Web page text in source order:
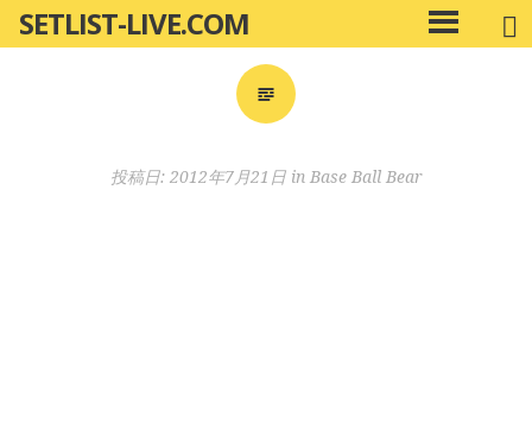
ン
SETLIST-LIVE.COM
メ
イ
投稿日: 2012年7月21日in Base Ball Bear